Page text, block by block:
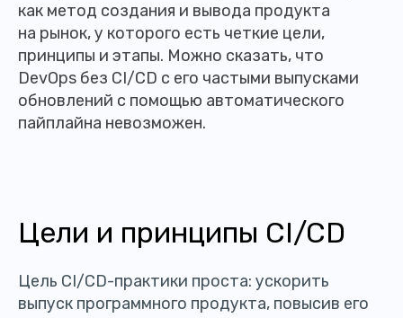
как метод создания и вывода продукта
на рынок, у которого есть четкие цели,
принципы и этапы. Можно сказать, что
DevOps без CI/CD с его частыми выпусками
обновлений с помощью автоматического
пайплайна невозможен.
Цели и принципы CI/CD
Цель CI/CD-практики проста: ускорить
выпуск программного продукта, повысив его